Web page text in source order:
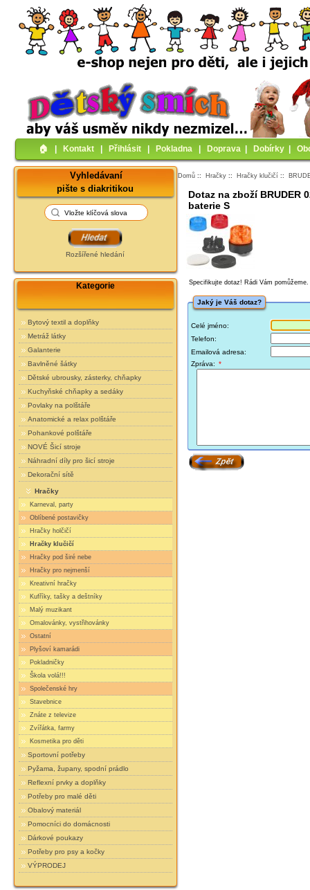
🏠︎ Kontakt Přihlásit Pokladna Doprava Dobírky
Vyhledávaní
pište s diakritikou
Rozšířené hledání
Kategorie
Bytový textil a doplňky
Metráž látky
Galanterie
Bavlněné šátky
Dětské ubrousky, zásterky, chňapky
Kuchyňské chňapky a sedáky
Povlaky na polštáře
Anatomické a relax polštáře
Pohankové polštáře
NOVÉ Šicí stroje
Náhradní díly pro šicí stroje
Dekorační sítě
Hračky
Karneval, party
Oblíbené postavičky
Hračky holčičí
Hračky klučičí
Hračky pod širé nebe
Hračky pro nejmenší
Kreativní hračky
Kufříky, tašky a deštníky
Malý muzikant
Omalovánky, vystřihovánky
Ostatní
Plyšoví kamarádi
Pokladničky
Škola volá!!!
Společenské hry
Stavebnice
Znáte z televize
Zvířátka, farmy
Kosmetika pro děti
Sportovní potřeby
Pyžama, župany, spodní prádlo
Reflexní prvky a doplňky
Potřeby pro malé děti
Obalový materiál
Pomocníci do domácnosti
Dárkové poukazy
Potřeby pro psy a kočky
VÝPRODEJ
Domů :: Hračky :: Hračky klučičí ::
Dotaz na zboží BRUDER
baterie S
Specifikujte dotaz! Rádi Vám pomůžeme.
Jaký je Váš dotaz?
Celé jméno:
Telefon:
Emailová adresa:
Zpráva: *